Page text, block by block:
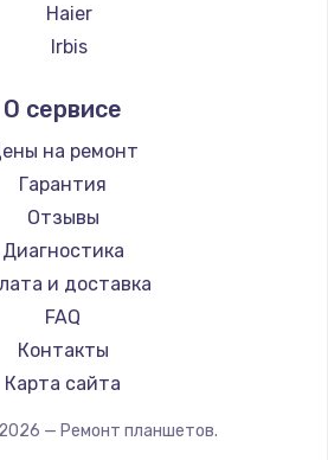
Haier
Irbis
Microsoft
BlackView
Amazon
Aquarius
Philips
Dell
HP
Getac
ZTE
О сервисе
на ремонт
Гарантия
Отзывы
Диагностика
и доставка
FAQ
Контакты
Карта сайта
2026 — Ремонт планшетов.